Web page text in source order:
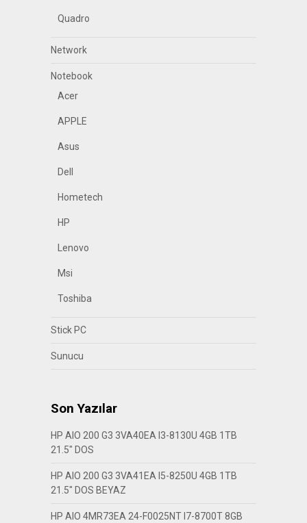
Quadro
Network
Notebook
Acer
APPLE
Asus
Dell
Hometech
HP
Lenovo
Msi
Toshiba
Stick PC
Sunucu
Son Yazılar
HP AIO 200 G3 3VA40EA I3-8130U 4GB 1TB
21.5″ DOS
HP AIO 200 G3 3VA41EA I5-8250U 4GB 1TB
21.5″ DOS BEYAZ
HP AIO 4MR73EA 24-F0025NT I7-8700T 8GB